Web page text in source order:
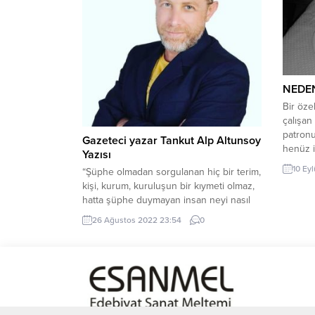
Gazeteci yazar Tankut Alp Altunsoy
Yazısı
“Şüphe olmadan sorgulanan hiç bir terim,
kişi, kurum, kuruluşun bir kıymeti olmaz,
hatta şüphe duymayan insan neyi nasıl
soracağını bilmediği gibi sorguya da
ihtiyaç duymaz. Şüphe’nin günümüz
aklımdan çıkmış değil. ” Güven kontrole
mani değildir” İşte tamda burada
şüphenin önemi...
26 Ağustos 2022 23:54 0
Bir
henüz
şöyle
10